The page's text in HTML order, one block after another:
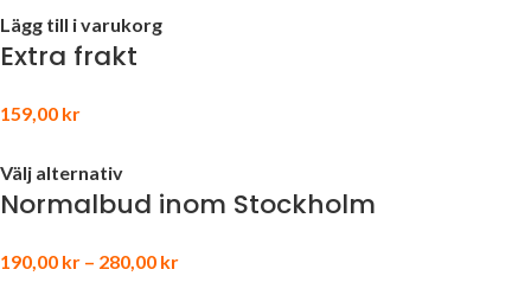
Lägg till i varukorg
Extra frakt
159,00 kr
Välj alternativ
Normalbud inom Stockholm
190,00 kr – 280,00 kr